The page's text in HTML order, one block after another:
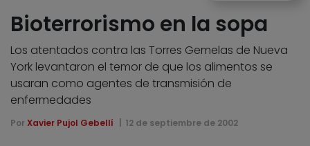
Bioterrorismo en la sopa
Los atentados contra las Torres Gemelas de Nueva
York levantaron el temor de que los alimentos se
usaran como agentes de transmisión de
enfermedades
Por Xavier Pujol Gebellí 12 de septiembre de 2002